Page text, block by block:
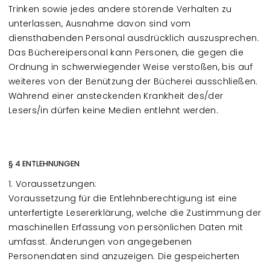
Trinken sowie jedes andere störende Verhalten zu
unterlassen, Ausnahme davon sind vom
diensthabenden Personal ausdrücklich auszusprechen.
Das Büchereipersonal kann Personen, die gegen die
Ordnung in schwerwiegender Weise verstoßen, bis auf
weiteres von der Benützung der Bücherei ausschließen.
Während einer ansteckenden Krankheit des/der
Lesers/in dürfen keine Medien entlehnt werden.
§ 4 ENTLEHNUNGEN
1. Voraussetzungen:
Voraussetzung für die Entlehnberechtigung ist eine
unterfertigte Lesererklärung, welche die Zustimmung der
maschinellen Erfassung von persönlichen Daten mit
umfasst. Änderungen von angegebenen
Personendaten sind anzuzeigen. Die gespeicherten